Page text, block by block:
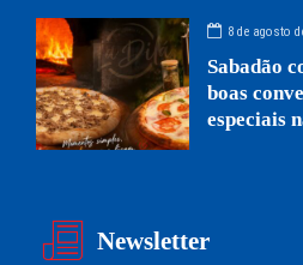
8 de agosto
Sabadão
boas
especiais
Newsletter